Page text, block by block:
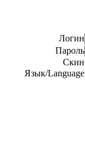
Логин
Пароль
Скин
Язык/Language